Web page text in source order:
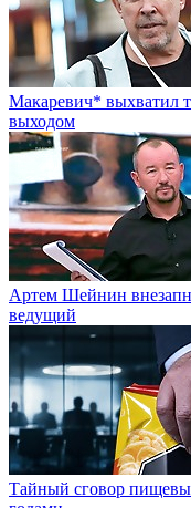
Макаревич* выхватил
выходом
Артем Шейнин
ведущий
Тайный сговор